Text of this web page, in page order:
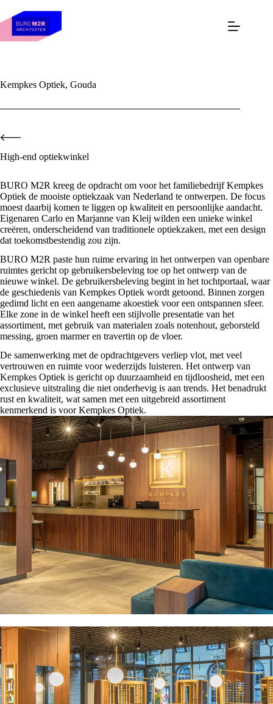
content
Kempkes Optiek, Gouda
High-end optiekwinkel
BURO M2R kreeg de opdracht om voor het familiebedrijf Kempkes
Optiek de mooiste optiekzaak van Nederland te ontwerpen. De focus
moest daarbij komen te liggen op kwaliteit en persoonlijke aandacht.
Eigenaren Carlo en Marjanne van Kleij wilden een unieke winkel
creëren, onderscheidend van traditionele optiekzaken, met een design
dat toekomstbestendig zou zijn.
BURO M2R paste hun ruime ervaring in het ontwerpen van openbare
ruimtes gericht op gebruikersbeleving toe op het ontwerp van de
nieuwe winkel. De gebruikersbeleving begint in het tochtportaal, waar
de geschiedenis van Kempkes Optiek wordt getoond. Binnen zorgen
gedimd licht en een aangename akoestiek voor een ontspannen sfeer.
Elke zone in de winkel heeft een stijlvolle presentatie van het
assortiment, met gebruik van materialen zoals notenhout, geborsteld
messing, groen marmer en travertin op de vloer.
De samenwerking met de opdrachtgevers verliep vlot, met veel
vertrouwen en ruimte voor wederzijds luisteren. Het ontwerp van
Kempkes Optiek is gericht op duurzaamheid en tijdloosheid, met een
exclusieve uitstraling die niet onderhevig is aan trends. Het benadrukt
rust en kwaliteit, wat samen met een uitgebreid assortiment
kenmerkend is voor Kempkes Optiek.